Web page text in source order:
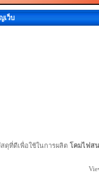
เว็บ
ดุที่ดีเพื่อใช้ในการผลิต โคมไฟส